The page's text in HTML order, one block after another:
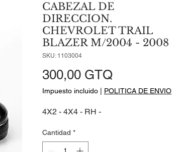
CABEZAL DE
DIRECCION.
CHEVROLET TRAIL
BLAZER M/2004 - 2008
SKU: 1103004
300,00 GTQPrecio
Impuesto incluido POLITICA DE ENVIO
4X2 - 4X4 - RH -
Cantidad *